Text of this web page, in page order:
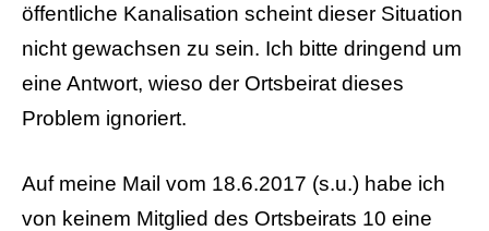
öffentliche Kanalisation scheint dieser Situation
nicht gewachsen zu sein. Ich bitte dringend um
eine Antwort, wieso der Ortsbeirat dieses
Problem ignoriert.
Auf meine Mail vom 18.6.2017 (s.u.) habe ich
von keinem Mitglied des Ortsbeirats 10 eine